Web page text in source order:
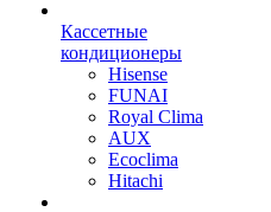
Кассетные
кондиционеры
Hisense
FUNAI
Royal Clima
AUX
Ecoclima
Hitachi